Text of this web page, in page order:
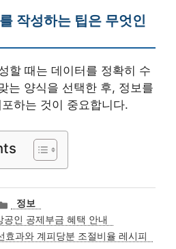
작성하는 팁은 무엇인
할 때는 데이터를 정확히 수
는 양식을 선택한 후, 정보를
하는 것이 중요합니다.
카
테
고
리
정보
공인 공제부금 혜택 안내
효과와 계피당분 조절비율 레시피